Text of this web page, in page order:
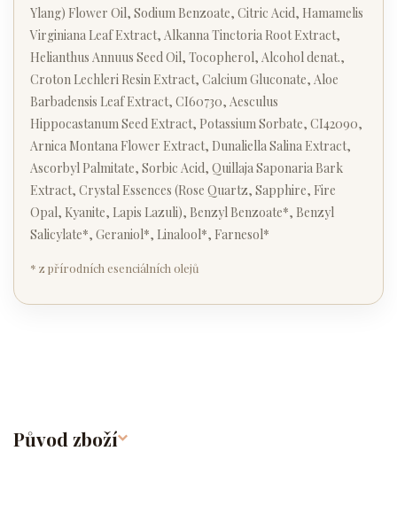
Ylang) Flower Oil, Sodium Benzoate, Citric Acid, Hamamelis
Virginiana Leaf Extract, Alkanna Tinctoria Root Extract,
Helianthus Annuus Seed Oil, Tocopherol, Alcohol denat.,
Croton Lechleri Resin Extract, Calcium Gluconate, Aloe
Barbadensis Leaf Extract, CI60730, Aesculus
Hippocastanum Seed Extract, Potassium Sorbate, CI42090,
Arnica Montana Flower Extract, Dunaliella Salina Extract,
Ascorbyl Palmitate, Sorbic Acid, Quillaja Saponaria Bark
Extract, Crystal Essences (Rose Quartz, Sapphire, Fire
Opal, Kyanite, Lapis Lazuli), Benzyl Benzoate*, Benzyl
Salicylate*, Geraniol*, Linalool*, Farnesol*
* z přírodních esenciálních olejů
Původ zboží